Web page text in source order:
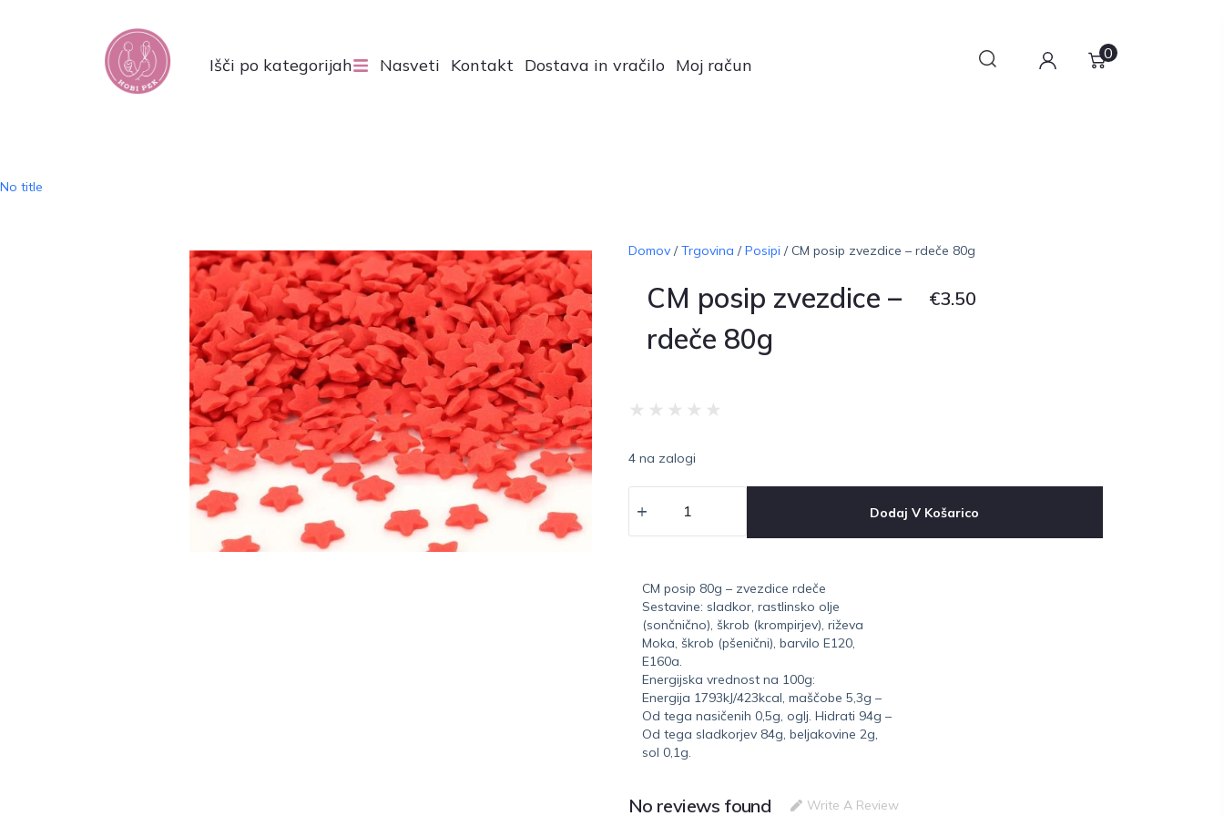
Išči po kategorijah Nasveti Kontakt Dostava in vračilo Moj račun
0
No title
Domov/Trgovina /Posipi / CM posip zvezdice – rdeče 80g
CM posip zvezdice –
rdeče 80g
€3.50
★ ★ ★ ★ ★
4 na zalogi
Dodaj V Košarico
CM posip 80g – zvezdice rdeče
Sestavine: sladkor, rastlinsko olje
(sončnično), škrob (krompirjev), riževa
Moka, škrob (pšenični), barvilo E120,
E160a.
Energijska vrednost na 100g:
Energija 1793kJ/423kcal, maščobe 5,3g –
Od tega nasičenih 0,5g, oglj. Hidrati 94g –
Od tega sladkorjev 84g, beljakovine 2g,
sol 0,1g.
No reviews found Write A Review